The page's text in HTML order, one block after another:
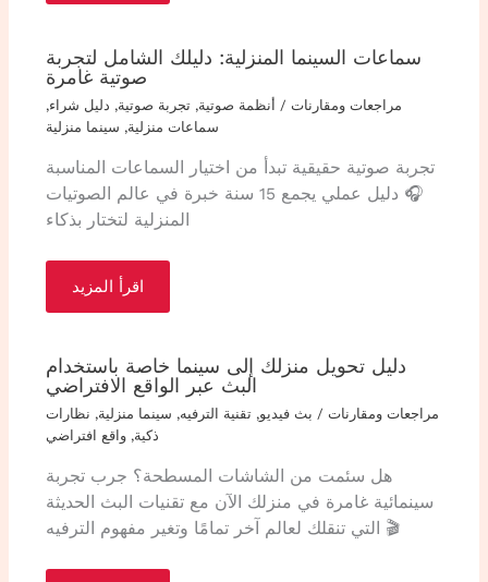
سماعات السينما المنزلية: دليلك الشامل لتجربة
صوتية غامرة
مراجعات ومقارنات / أنظمة صوتية,تجربة صوتية, دليل شراء,
سماعات منزلية, سينما منزلية
تجربة صوتية حقيقية تبدأ من اختيار السماعات المناسبة
🎧 دليل عملي يجمع 15 سنة خبرة في عالم الصوتيات
المنزلية لتختار بذكاء
اقرأ المزيد
دليل تحويل منزلك إلى سينما خاصة باستخدام
البث عبر الواقع الافتراضي
مراجعات ومقارنات / بث فيديو,تقنية الترفيه, سينما منزلية, نظارات
ذكية,واقع افتراضي
هل سئمت من الشاشات المسطحة؟ جرب تجربة
سينمائية غامرة في منزلك الآن مع تقنيات البث الحديثة
التي تنقلك لعالم آخر تمامًا وتغير مفهوم الترفيه 🎬